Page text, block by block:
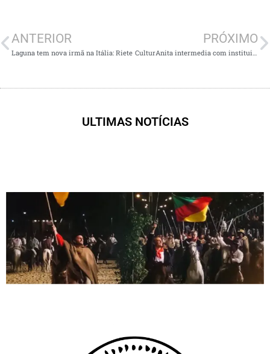
ANTERIOR
Laguna tem nova irmã na Itália: Riete
PRÓXIMO
CulturAnita intermedia com instituições educacionais de Rieti/Itália.
ULTIMAS NOTÍCIAS